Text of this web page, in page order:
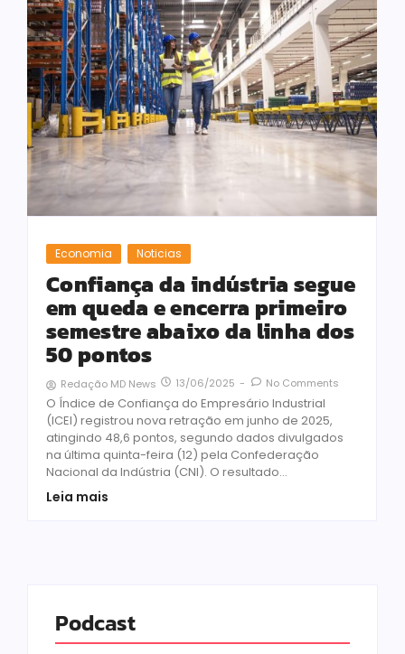
Economia Noticias
Confiança da indústria segue
em queda e encerra primeiro
semestre abaixo da linha dos
50 pontos
Redação MD News 13/06/2025 - No Comments
O Índice de Confiança do Empresário Industrial
(ICEI) registrou nova retração em junho de 2025,
atingindo 48,6 pontos, segundo dados divulgados
na última quinta-feira (12) pela Confederação
Nacional da Indústria (CNI). O resultado...
Leia mais
Podcast